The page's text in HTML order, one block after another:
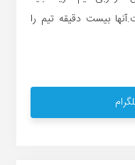
بیست دقیقه تیم را